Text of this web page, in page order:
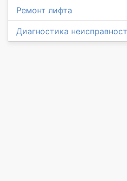
Ремонт лифта
Диагностика